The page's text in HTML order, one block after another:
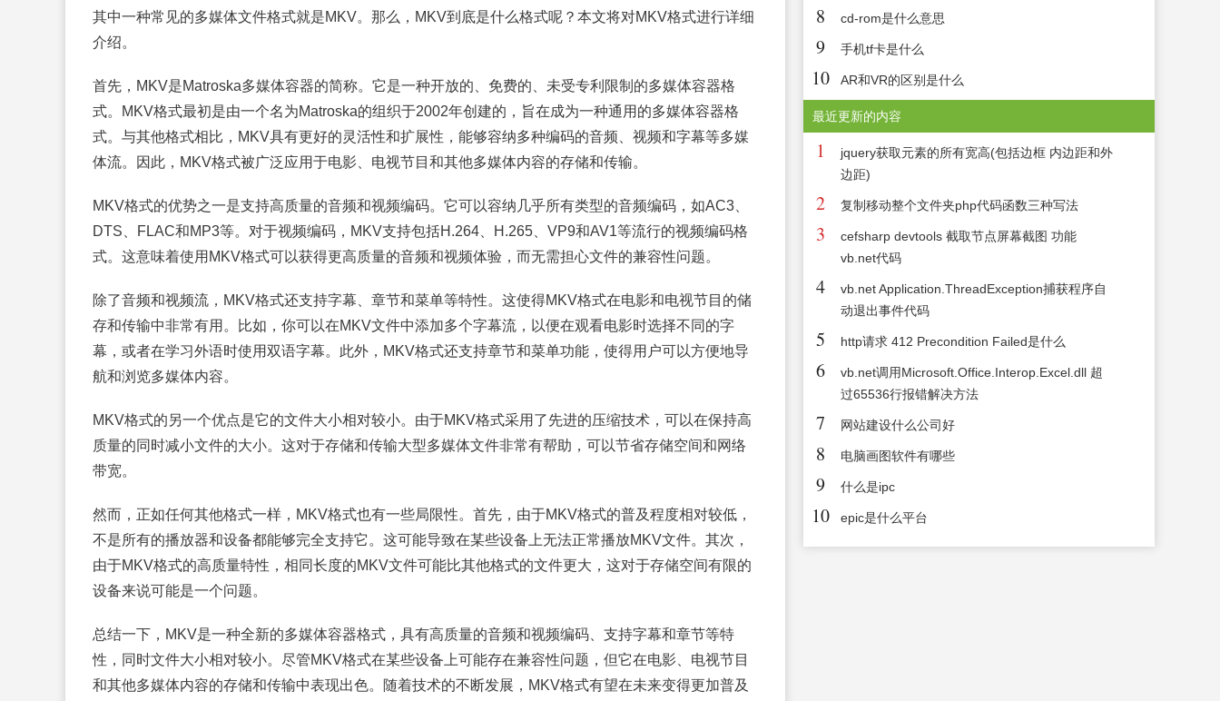
其中一种常见的多媒体文件格式就是MKV。那么，MKV到底是什么格式呢？本文将对MKV格式进行详细
介绍。
首先，MKV是Matroska多媒体容器的简称。它是一种开放的、免费的、未受专利限制的多媒体容器格
式。MKV格式最初是由一个名为Matroska的组织于2002年创建的，旨在成为一种通用的多媒体容器格
式。与其他格式相比，MKV具有更好的灵活性和扩展性，能够容纳多种编码的音频、视频和字幕等多媒
体流。因此，MKV格式被广泛应用于电影、电视节目和其他多媒体内容的存储和传输。
MKV格式的优势之一是支持高质量的音频和视频编码。它可以容纳几乎所有类型的音频编码，如AC3、
DTS、FLAC和MP3等。对于视频编码，MKV支持包括H.264、H.265、VP9和AV1等流行的视频编码格
式。这意味着使用MKV格式可以获得更高质量的音频和视频体验，而无需担心文件的兼容性问题。
除了音频和视频流，MKV格式还支持字幕、章节和菜单等特性。这使得MKV格式在电影和电视节目的储
存和传输中非常有用。比如，你可以在MKV文件中添加多个字幕流，以便在观看电影时选择不同的字
幕，或者在学习外语时使用双语字幕。此外，MKV格式还支持章节和菜单功能，使得用户可以方便地导
航和浏览多媒体内容。
MKV格式的另一个优点是它的文件大小相对较小。由于MKV格式采用了先进的压缩技术，可以在保持高
质量的同时减小文件的大小。这对于存储和传输大型多媒体文件非常有帮助，可以节省存储空间和网络
带宽。
然而，正如任何其他格式一样，MKV格式也有一些局限性。首先，由于MKV格式的普及程度相对较低，
不是所有的播放器和设备都能够完全支持它。这可能导致在某些设备上无法正常播放MKV文件。其次，
由于MKV格式的高质量特性，相同长度的MKV文件可能比其他格式的文件更大，这对于存储空间有限的
设备来说可能是一个问题。
总结一下，MKV是一种全新的多媒体容器格式，具有高质量的音频和视频编码、支持字幕和章节等特
性，同时文件大小相对较小。尽管MKV格式在某些设备上可能存在兼容性问题，但它在电影、电视节目
和其他多媒体内容的存储和传输中表现出色。随着技术的不断发展，MKV格式有望在未来变得更加普及
8 cd-rom是什么意思
9 手机tf卡是什么
10 AR和VR的区别是什么
最近更新的内容
1
jquery获取元素的所有宽高(包括边框 内边距和外
边距)
2 复制移动整个文件夹php代码函数三种写法
3
cefsharp devtools 截取节点屏幕截图 功能
vb.net代码
4
vb.net Application.ThreadException捕获程序自
动退出事件代码
5 http请求 412 Precondition Failed是什么
6
vb.net调用Microsoft.Office.Interop.Excel.dll 超
过65536行报错解决方法
7 网站建设什么公司好
8 电脑画图软件有哪些
9 什么是ipc
10 epic是什么平台